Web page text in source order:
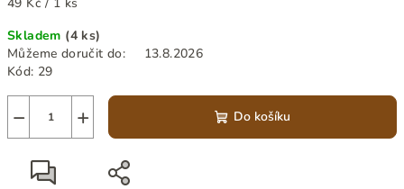
Skladem (4 ks)
Můžeme doručit do:
13.8.2026
Kód: 29
+
− Do košíku